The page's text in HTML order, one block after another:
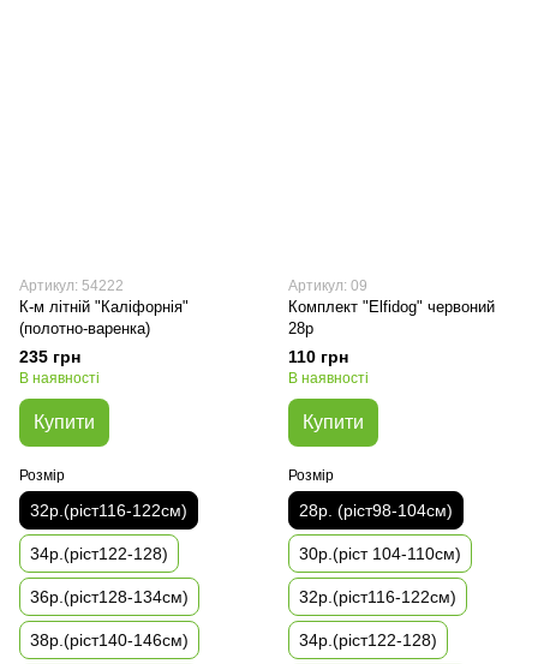
Артикул: 54222
К-м літній "Каліфорнія"
(полотно-варенка)
235 грн
В наявності
Купити
Розмір
32р.(ріст116-122см)
34р.(ріст122-128)
36р.(ріст128-134см)
38р.(ріст140-146см)
Артикул: 09
Комплект "Elfidog" червоний
28р
110 грн
В наявності
Купити
Розмір
28р. (ріст98-104см)
30р.(ріст 104-110см)
32р.(ріст116-122см)
34р.(ріст122-128)